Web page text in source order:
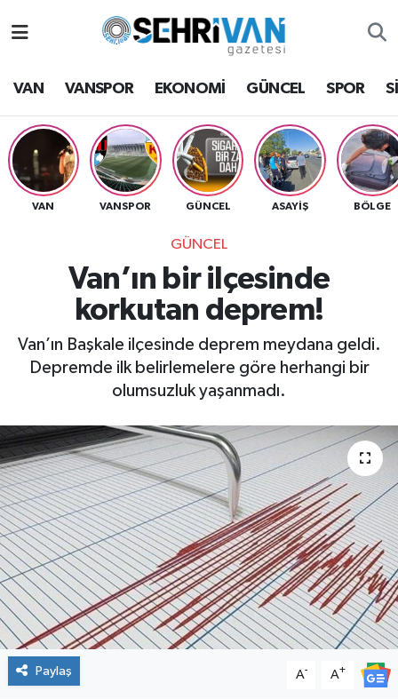
VAN VANSPOR EKONOMİ GÜNCEL SPOR
VAN VANSPOR GÜNCEL ASAYİŞ BÖLGE
GÜNCEL
Van’ın bir ilçesinde
korkutan deprem!
Van’ın Başkale ilçesinde deprem meydana geldi.
Depremde ilk belirlemelere göre herhangi bir
olumsuzluk yaşanmadı.
Paylaş A- A+
Van Hava Durumu
VAN Namaz Vakitleri
Van Trafik Yoğunluk Haritası
Süper Lig Puan Durumu ve Fikstür
Tüm Manşetler
Son Dakika Haberleri
Haber Arşivi